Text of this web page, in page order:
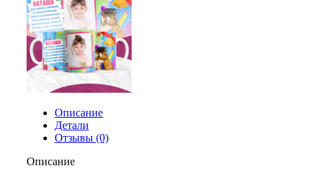
Описание
Детали
Отзывы (0)
Описание